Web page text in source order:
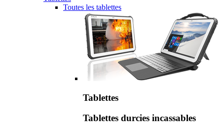
Toutes les tablettes
Tablettes
Tablettes durcies incassables